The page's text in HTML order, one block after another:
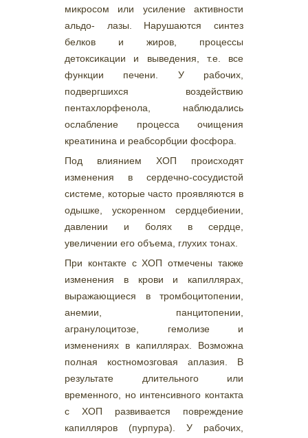
микросом или усиление активности
альдо- лазы. Нарушаются синтез
белков и жиров, процессы
детоксикации и выведения, т.е. все
функции печени. У рабочих,
подвергшихся воздействию
пентахлорфенола, наблюдались
ослабление процесса очищения
креатинина и реабсорбции фосфора.
Под влиянием ХОП происходят
изменения в сердечно-сосудистой
системе, которые часто проявляются в
одышке, ускоренном сердцебиении,
давлении и болях в сердце,
увеличении его объема, глухих тонах.
При контакте с ХОП отмечены также
изменения в крови и капиллярах,
выражающиеся в тромбоцитопении,
анемии, панцитопении,
агранулоцитозе, гемолизе и
изменениях в капиллярах. Возможна
полная костномозговая аплазия. В
результате длительного или
временного, но интенсивного контакта
с ХОП развивается повреждение
капилляров (пурпура). У рабочих,